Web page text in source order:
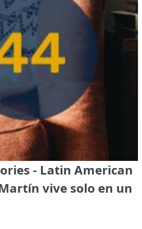
- Latin American
vive solo en un